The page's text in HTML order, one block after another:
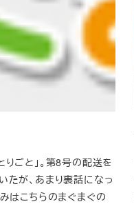
ごと」。第8号の配送を
たが、あまり裏話になっ
はこちらのまぐまぐの